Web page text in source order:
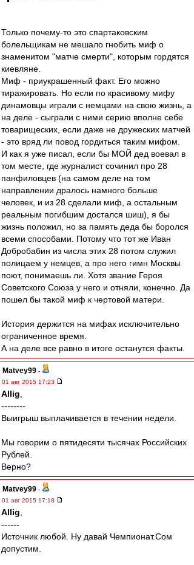
Только почему-то это спартаковским
болельщикам не мешало гнобить миф о
знаменитом "матче смерти", которым гордятся
киевляне.
Миф - приукрашенный факт. Его можно
тиражировать. Но если по красивому мифу
динамовцы играли с немцами на свою жизнь, а
на деле - сыграли с ними серию вполне себе
товарищеских, если даже не дружеских матчей
- это вряд ли повод гордиться таким мифом.
И как я уже писал, если бы МОЙ дед воевал в
том месте, где журналист сочинил про 28
панфиловцев (на самом деле на том
направлении дралось намного больше
человек, и из 28 сделали миф, а остальным
реальным погибшим достался шиш), я бы
жизнь положил, но за память деда бы боролся
всеми способами. Потому что тот же Иван
Добробабин из числа этих 28 потом служил
полицаем у немцев, а про него гимн Москвы
поют, понимаешь ли. Хотя звание Героя
Советского Союза у него и отняли, конечно. Да
пошел бы такой миф к чертовой матери.
История держится на мифах исключительно
ограниченное время.
А на деле все равно в итоге останутся факты.
Matvey99 -
01 авг 2015 17:23
Allig
--------
Выигрыш выплачивается в течении недели.
Мы говорим о пятидесяти тысячах Российских
Рублей.
Верно?
Matvey99 -
01 авг 2015 17:18
Allig
------
Источник любой. Ну давай Чемпионат.Сом
допустим.